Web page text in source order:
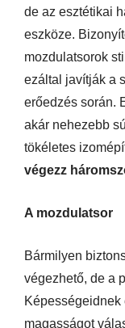
de az esztétikai
eszköze.
mozdulatsorok
ezáltal javítják a
erőedzés során.
akár nehezebb
tökéletes
végezz
A mozdulatsor
Bármilyen
végezhető, de a
magasságot